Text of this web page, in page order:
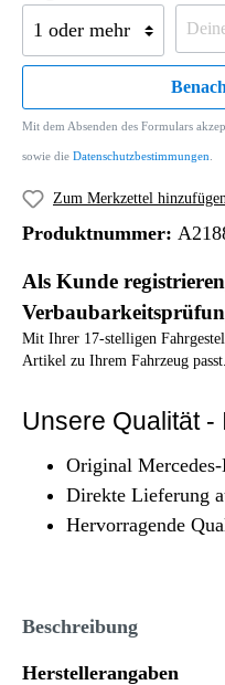
Mit dem Absenden des Formulars
sowie die Datenschutzbestimmungen
Zum Merkzettel
Produktnummer:
Als Kunde
Mit Ihrer 17-stelligen
Artikel zu Ihrem Fahrzeug passt.
Unsere Qualität -
Original
Direkte Lieferung
Hervorragende
Beschreibung
Herstellerangaben